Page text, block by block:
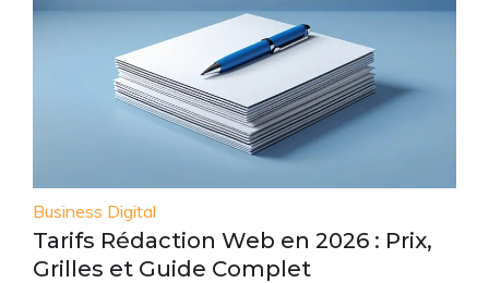
Business Digital
Tarifs Rédaction Web en 2026 : Prix,
Grilles et Guide Complet